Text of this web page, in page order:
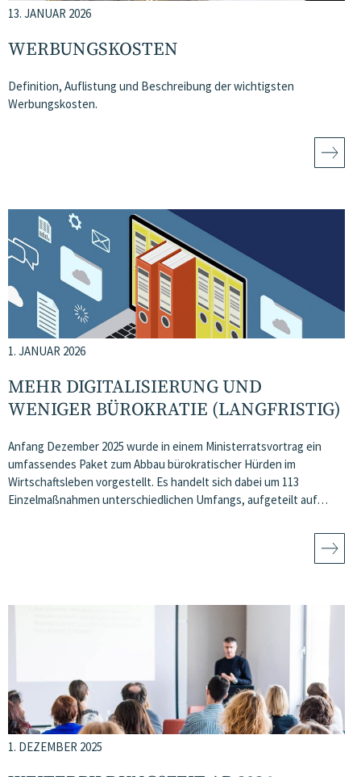
13. JANUAR 2026
WERBUNGSKOSTEN
Definition, Auflistung und Beschreibung der wichtigsten
Werbungskosten.
1. JANUAR 2026
MEHR DIGITALISIERUNG UND
WENIGER BÜROKRATIE (LANGFRISTIG)
Anfang Dezember 2025 wurde in einem Ministerratsvortrag ein
umfassendes Paket zum Abbau bürokratischer Hürden im
Wirtschaftsleben vorgestellt. Es handelt sich dabei um 113
Einzelmaßnahmen unterschiedlichen Umfangs, aufgeteilt auf…
1. DEZEMBER 2025